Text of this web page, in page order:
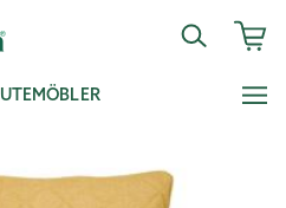
UTEMÖBLER